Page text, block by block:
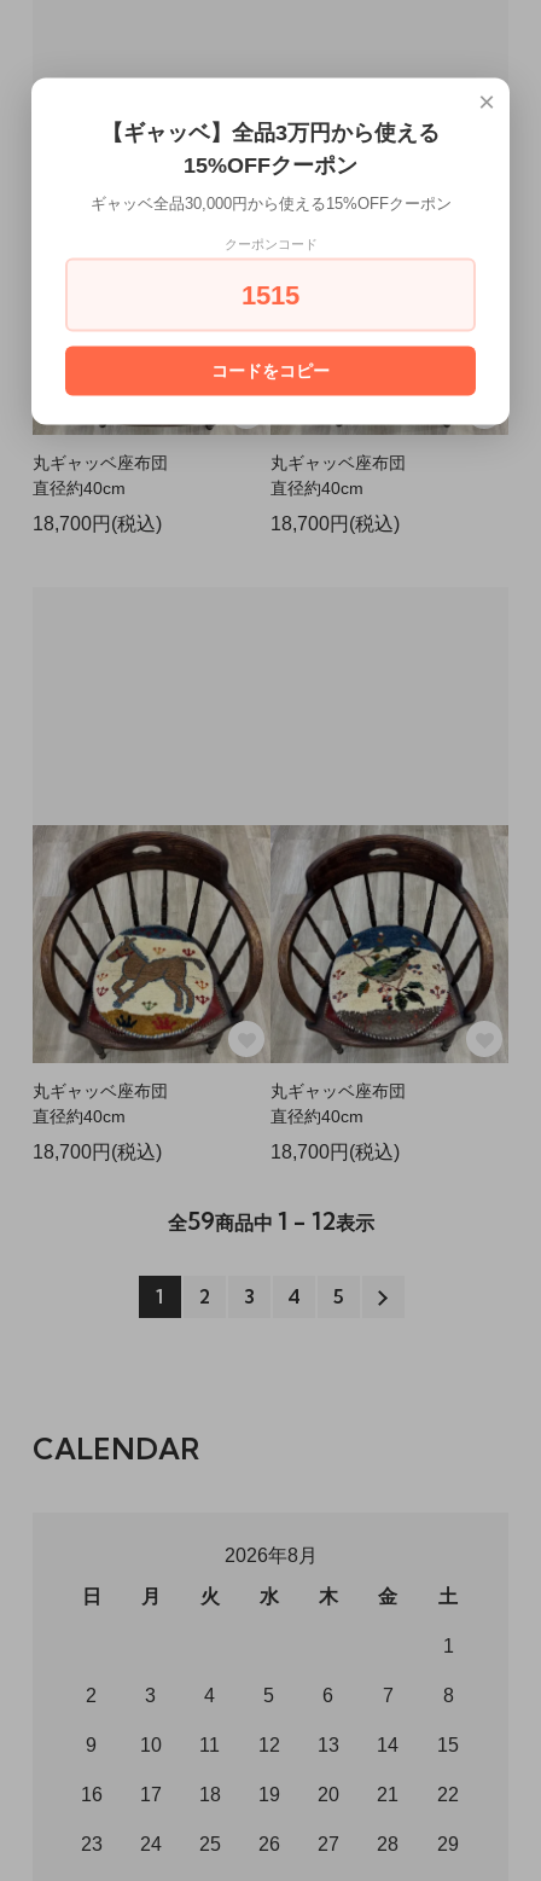
丸ギャッベ座布団
直径約40cm
18,700円(税込)
丸ギャッベ座布団
直径約40cm
18,700円(税込)
丸ギャッベ座布団
直径約40cm
18,700円(税込)
丸ギャッベ座布団
直径約40cm
18,700円(税込)
全59商品中 1 - 12表示
1 2 3 4 5
CALENDAR
2026年8月
日
月 火 水 木 金 土
1
2 3 4 5 6 7 8
9 10 11 12 13 14 15
16 17 18 19 20 21 22
23 24 25 26 27 28 29
×
【ギャッベ】全品3万円から使える
15%OFFクーポン
ギャッベ全品30,000円から使える15%OFFクーポン
クーポンコード
1515
コードをコピー